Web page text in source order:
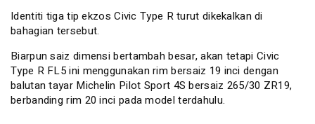
Identiti tiga tip ekzos Civic Type R turut dikekalkan di
bahagian tersebut.
Biarpun saiz dimensi bertambah besar, akan tetapi Civic
Type R FL5 ini menggunakan rim bersaiz 19 inci dengan
balutan tayar Michelin Pilot Sport 4S bersaiz 265/30 ZR19,
berbanding rim 20 inci pada model terdahulu.